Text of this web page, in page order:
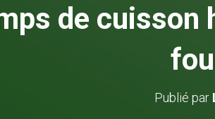
de cuisson
Publié par